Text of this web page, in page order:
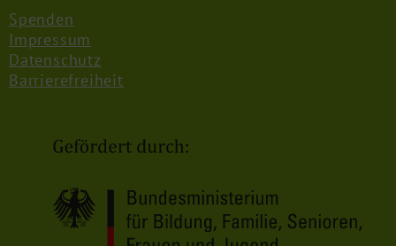
Spenden
Impressum
Datenschutz
Barrierefreiheit